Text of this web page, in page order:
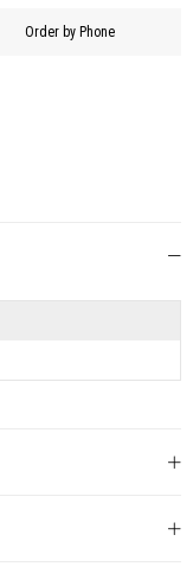
Order by Phone